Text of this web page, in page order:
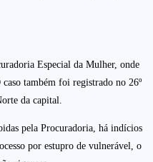
Especial da Mulher, onde
também foi registrado no 26º
da capital.
pela Procuradoria, há indícios
por estupro de vulnerável, o